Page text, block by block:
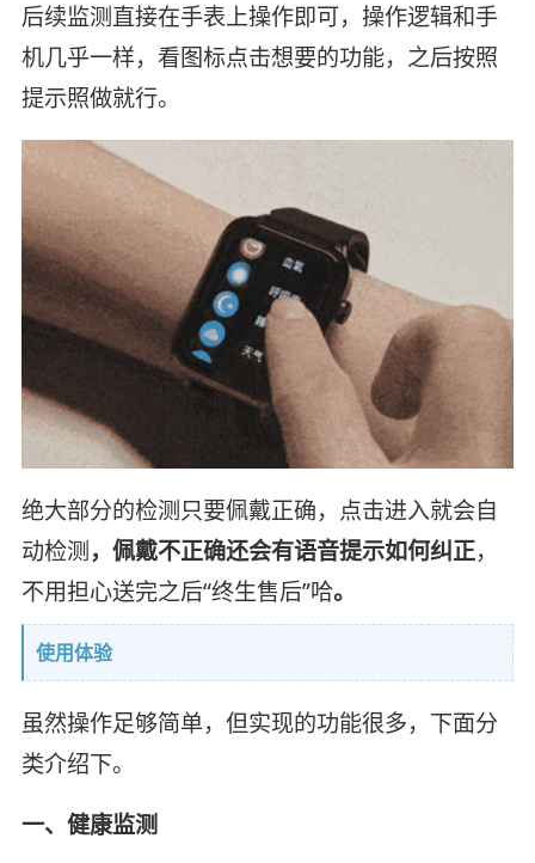
后续监测直接在手表上操作即可，操作逻辑和手
机几乎一样，看图标点击想要的功能，之后按照
提示照做就行。
绝大部分的检测只要佩戴正确，点击进入就会自
动检测，佩戴不正确还会有语音提示如何纠正，
不用担心送完之后“终生售后”哈。
使用体验
虽然操作足够简单，但实现的功能很多，下面分
类介绍下。
一、健康监测